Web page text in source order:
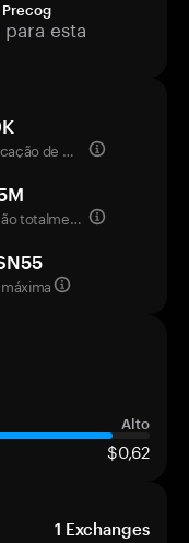
Precog
esta
Classificação de mercado
Avaliação totalmente diluída
Alto
$0,62
1 Exchanges